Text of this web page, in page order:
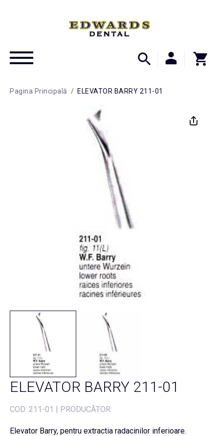
Pagina Principală / ELEVATOR BARRY 211-01
ELEVATOR BARRY 211-01
COD: 211-01 | PRODUCĂTOR:
Elevator Barry, pentru extractia radacinilor inferioare.